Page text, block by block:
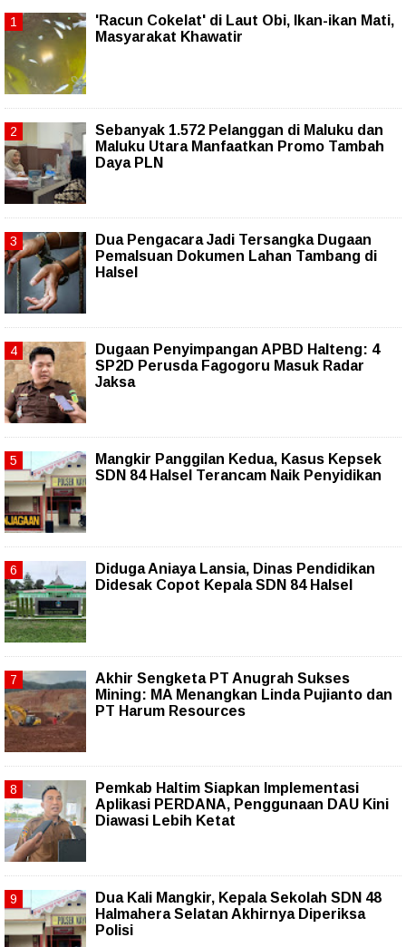
'Racun Cokelat' di Laut Obi, Ikan-ikan Mati,
Masyarakat Khawatir
Sebanyak 1.572 Pelanggan di Maluku dan
Maluku Utara Manfaatkan Promo Tambah
Daya PLN
Dua Pengacara Jadi Tersangka Dugaan
Pemalsuan Dokumen Lahan Tambang di
Halsel
Dugaan Penyimpangan APBD Halteng: 4
SP2D Perusda Fagogoru Masuk Radar
Jaksa
Mangkir Panggilan Kedua, Kasus Kepsek
SDN 84 Halsel Terancam Naik Penyidikan
Diduga Aniaya Lansia, Dinas Pendidikan
Didesak Copot Kepala SDN 84 Halsel
Akhir Sengketa PT Anugrah Sukses
Mining: MA Menangkan Linda Pujianto dan
PT Harum Resources
Pemkab Haltim Siapkan Implementasi
Aplikasi PERDANA, Penggunaan DAU Kini
Diawasi Lebih Ketat
Dua Kali Mangkir, Kepala Sekolah SDN 48
Halmahera Selatan Akhirnya Diperiksa
Polisi